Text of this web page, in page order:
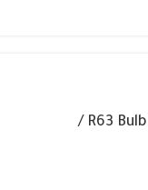
R63